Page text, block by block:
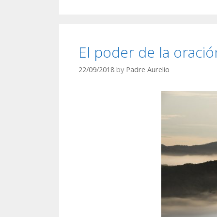
El poder de la
22/09/2018 by Padre Aurelio